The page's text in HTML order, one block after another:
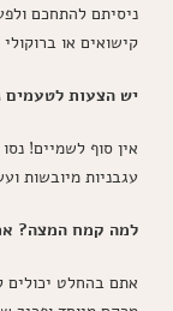
ניסיתם להתחכם
קישואים או
יש הצעות לטעמים
אין סוף לשמיים!
עגבניות מיובשות
למה קמח המצה?
אתם בהחלט